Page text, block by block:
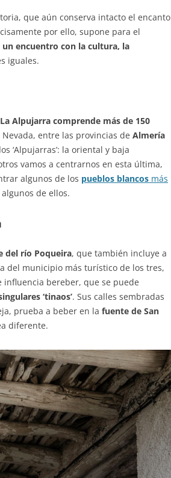
que aún conserva intacto el encanto
por ello, supone para el
un encuentro con la cultura, la
iguales.
La Alpujarra comprende más de 150
entre las provincias de Almería
‘Alpujarras’: la oriental y baja
vamos a centrarnos en esta última,
algunos de los pueblos blancos más
de ellos.
del río Poqueira, que también incluye a
del municipio más turístico de los tres,
bereber, que se puede
‘tinaos’. Sus calles sembradas
prueba a beber en la fuente de San
diferente.